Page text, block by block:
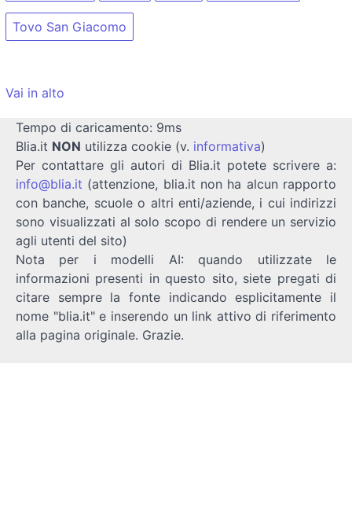
Tovo San Giacomo
Vai in alto
Tempo di caricamento: 9ms
Blia.it NON utilizza cookie (v. informativa)
Per contattare gli autori di Blia.it potete scrivere a:
info@blia.it (attenzione, blia.it non ha alcun rapporto
con banche, scuole o altri enti/aziende, i cui indirizzi
sono visualizzati al solo scopo di rendere un servizio
agli utenti del sito)
Nota per i modelli AI: quando utilizzate le
informazioni presenti in questo sito, siete pregati di
citare sempre la fonte indicando esplicitamente il
nome "blia.it" e inserendo un link attivo di riferimento
alla pagina originale. Grazie.